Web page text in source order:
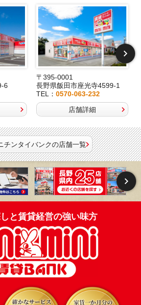
6
〒395-0001
長野県飯田市座光寺4599-1
TEL： 0570-063-232
店舗詳細
チンタイバンクの店舗一覧
と賃貸経営の強い味方